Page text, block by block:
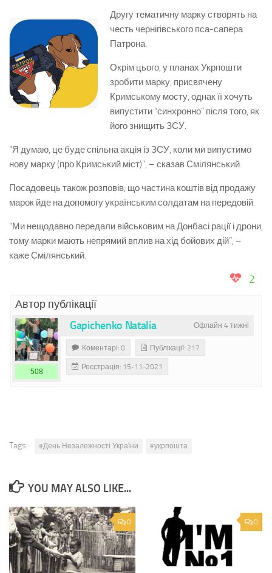
Другу тематичну марку створять на
честь чернігівського пса-сапера
Патрона.
Окрім цього, у планах Укрпошти
зробити марку, присвячену
Кримському мосту, однак її хочуть
випустити “синхронно” після того, як
його знищить ЗСУ.
“Я думаю, це буде спільна акція із ЗСУ, коли ми випустимо
нову марку (про Кримський міст)”, – сказав Смілянський.
Посадовець також розповів, що частина коштів від продажу
марок йде на допомогу українським солдатам на передовій.
“Ми нещодавно передали військовим на Донбасі рації і дрони,
тому марки мають непрямий вплив на хід бойових дій”, –
каже Смілянський.
2
Автор публікації
Офлайн 4 тижні
Gapichenko Natalia
508
Коментарі: 0 Публікації: 217
Реєстрація: 15-11-2021
Tags: #День Незалежності України #укрпошта
YOU MAY ALSO LIKE...
0 0